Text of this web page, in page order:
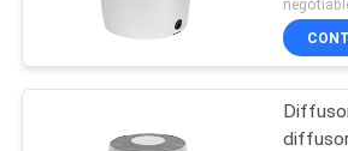
CONTROLLO
DI
QUALITÀ
di oli